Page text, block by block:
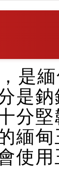
是
是
分
緬
使